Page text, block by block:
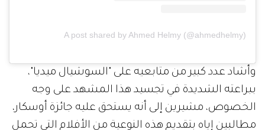
A post shared by Ahmed Helmy (@ahmedhelmy)
وأشاد عدد كبير من متابعيه على "السوشيال ميديا"،
ببراعته الشديدة في تجسيد هذا المشهد على وجه
الخصوص، مشيرين إلى أنه يستحق عليه جائزة أوسكار،
مطالبين إياه بتقديم هذه النوعية من الأفلام التي تحمل